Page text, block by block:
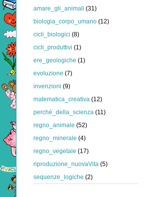
amare_gli_animali (31)
biologia_corpo_umano (12)
cicli_biologici (8)
cicli_produttivi (1)
ere_geologiche (1)
evoluzione (7)
invenzioni (9)
matematica_creativa (12)
perché_della_scienza (11)
regno_animale (52)
regno_minerale (4)
regno_vegetale (17)
riproduzione_nuovaVita (5)
sequenze_logiche (2)